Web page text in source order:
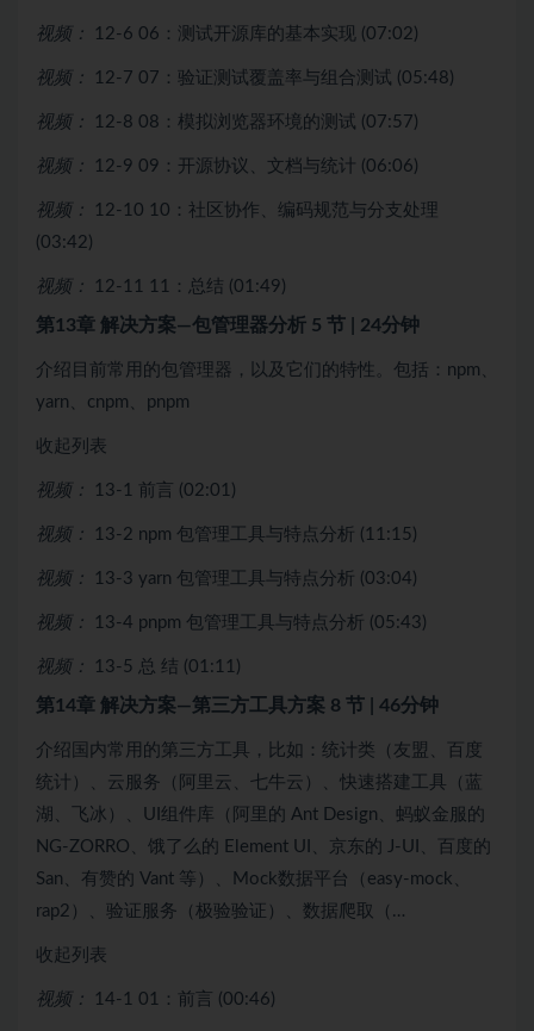
视频： 12-6 06：测试开源库的基本实现 (07:02)
视频： 12-7 07：验证测试覆盖率与组合测试 (05:48)
视频： 12-8 08：模拟浏览器环境的测试 (07:57)
视频： 12-9 09：开源协议、文档与统计 (06:06)
视频：
12-10 10：社区协作、编码规范与分支处理
(03:42)
视频： 12-11 11：总结 (01:49)
第13章 解决⽅案—包管理器分析 5 节 | 24分钟
介绍目前常用的包管理器，以及它们的特性。包括：npm、
yarn、cnpm、pnpm
收起列表
视频： 13-1 前言 (02:01)
视频： 13-2 npm 包管理工具与特点分析 (11:15)
视频： 13-3 yarn 包管理工具与特点分析 (03:04)
视频： 13-4 pnpm 包管理工具与特点分析 (05:43)
视频： 13-5 总 结 (01:11)
第14章 解决方案—第三方工具方案 8 节 | 46分钟
介绍国内常用的第三方工具，比如：统计类（友盟、百度
统计）、云服务（阿里云、七牛云）、快速搭建工具（蓝
湖、飞冰）、UI组件库（阿里的 Ant Design、蚂蚁金服的
NG-ZORRO、饿了么的 Element UI、京东的 J-UI、百度的
San、有赞的 Vant 等）、Mock数据平台（easy-mock、
rap2）、验证服务（极验验证）、数据爬取（…
收起列表
视频： 14-1 01：前言 (00:46)